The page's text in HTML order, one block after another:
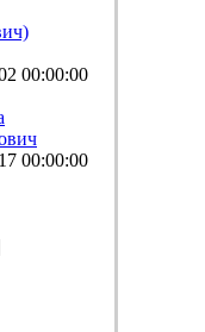
00:00:00
00:00:00